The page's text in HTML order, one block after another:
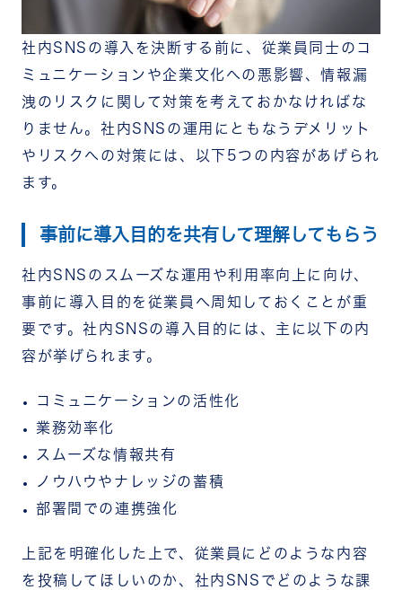
社内SNSの導入を決断する前に、従業員同士のコ
ミュニケーションや企業文化への悪影響、情報漏
洩のリスクに関して対策を考えておかなければな
りません。社内SNSの運用にともなうデメリット
やリスクへの対策には、以下5つの内容があげられ
ます。
事前に導入目的を共有して理解してもらう
社内SNSのスムーズな運用や利用率向上に向け、
事前に導入目的を従業員へ周知しておくことが重
要です。社内SNSの導入目的には、主に以下の内
容が挙げられます。
コミュニケーションの活性化
業務効率化
スムーズな情報共有
ノウハウやナレッジの蓄積
部署間での連携強化
上記を明確化した上で、従業員にどのような内容
を投稿してほしいのか、社内SNSでどのような課